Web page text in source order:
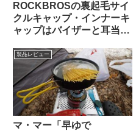
ROCKBROSの裏起毛サイ
クルキャップ・インナーキ
ャップはバイザーと耳当て
冬の高強度ライドにも良し
製品レビュー
マ・マー「早ゆで